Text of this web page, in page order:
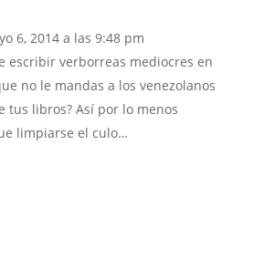
6, 2014 a las 9:48 pm
escribir verborreas mediocres en
no le mandas a los venezolanos
tus libros? Así por lo menos
limpiarse el culo…